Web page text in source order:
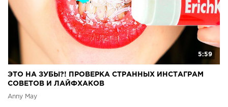
5:59
ЭТО НА ЗУБЫ?! ПРОВЕРКА СТРАННЫХ ИНСТАГРАМ
СОВЕТОВ И ЛАЙФХАКОВ
Anny May